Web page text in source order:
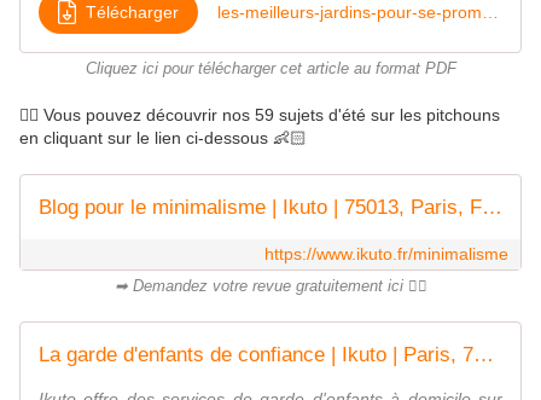
Télécharger
Cliquez ici pour télécharger cet article au format PDF
👉🏻 Vous pouvez découvrir nos 59 sujets d'été sur les pitchouns
en cliquant sur le lien ci-dessous 👶🏻
Blog pour le minimalisme | Ikuto | 75013, Paris, France
https://www.ikuto.fr/minimalisme
➡ Demandez votre revue gratuitement ici 👌🏻
La garde d'enfants de confiance | Ikuto | Paris, 75013, France